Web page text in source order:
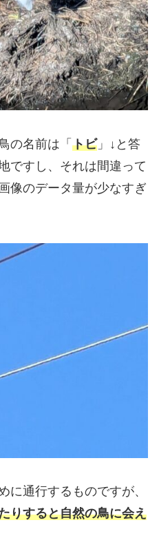
の名前は「 トビ」↓と答
ですし、それは間違って
像のデータ量が少なすぎ
に通行するものですが、
りすると自然の鳥に会え